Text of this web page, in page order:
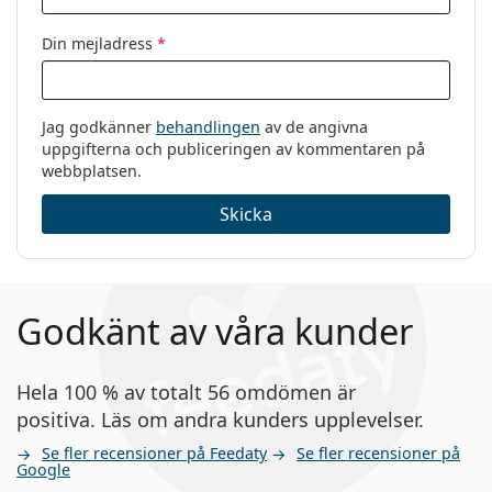
Din mejladress *
Jag godkänner behandlingen av de angivna
uppgifterna och publiceringen av kommentaren på
webbplatsen.
Skicka
Godkänt av våra kunder
Hela 100 % av totalt 56 omdömen är
positiva. Läs om andra kunders upplevelser.
Se fler recensioner på Feedaty Se fler recensioner på
Google